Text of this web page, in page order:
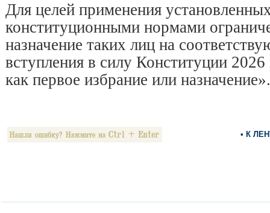
Для ​целей применения
конституционными нормами
назначение таких ‌лиц на
вступления в силу Конституции 2026
как первое ‌избрание или назначение».
• К